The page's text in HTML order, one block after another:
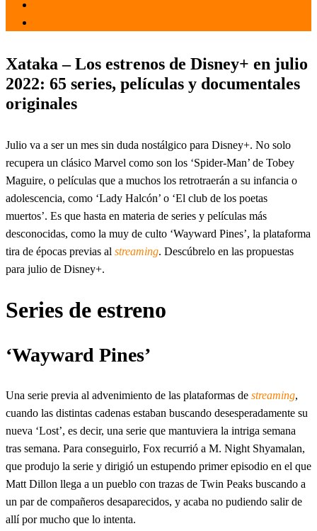
Xataka – Los estrenos de Disney+ en julio
2022: 65 series, películas y documentales
originales
Julio va a ser un mes sin duda nostálgico para Disney+. No solo
recupera un clásico Marvel como son los ‘Spider-Man’ de Tobey
Maguire, o películas que a muchos los retrotraerán a su infancia o
adolescencia, como ‘Lady Halcón’ o ‘El club de los poetas
muertos’. Es que hasta en materia de series y películas más
desconocidas, como la muy de culto ‘Wayward Pines’, la plataforma
tira de épocas previas al streaming. Descúbrelo en las propuestas
para julio de Disney+.
Series de estreno
‘Wayward Pines’
Una serie previa al advenimiento de las plataformas de streaming,
cuando las distintas cadenas estaban buscando desesperadamente su
nueva ‘Lost’, es decir, una serie que mantuviera la intriga semana
tras semana. Para conseguirlo, Fox recurrió a M. Night Shyamalan,
que produjo la serie y dirigió un estupendo primer episodio en el que
Matt Dillon llega a un pueblo con trazas de Twin Peaks buscando a
un par de compañeros desaparecidos, y acaba no pudiendo salir de
allí por mucho que lo intenta.